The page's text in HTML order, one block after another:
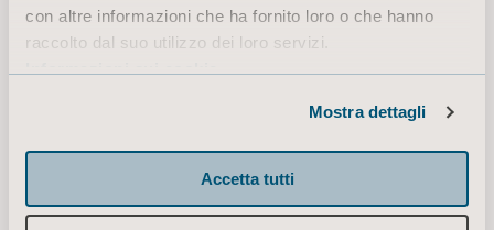
con altre informazioni che ha fornito loro o che hanno
raccolto dal suo utilizzo dei loro servizi.
Mostra dettagli
Accetta tutti